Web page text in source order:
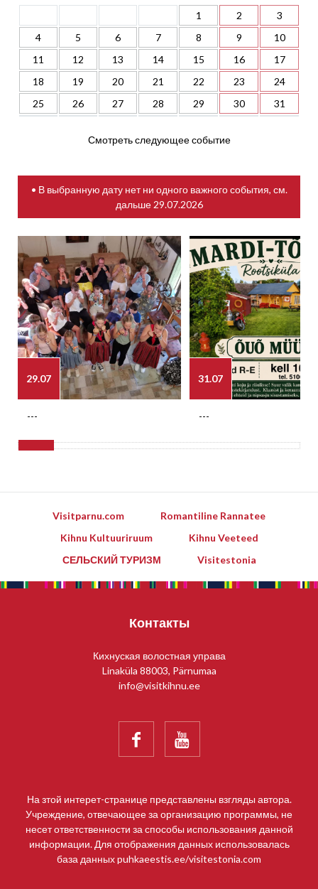
1 2
3
4
5 6 7 8 9
10
11
12 13 14 15 16
17
18
19 20 21 22 23
24
25
26 27 28 29 30 31
Смотреть следующее событие
• В выбранную дату нет ни одного важного события, см.
дальше 29.07.2026
29.07
---
31.07
---
Visitparnu.com
Romantiline Rannatee
Kihnu Kultuuriruum
Kihnu Veeteed
СЕЛЬСКИЙ ТУРИЗМ
Visitestonia
Контакты
Кихнуская волостная управа
Linaküla 88003, Pärnumaa
info@visitkihnu.ee
 
На зтой интерет-странице представлены взгляды автора.
Учреждение, отвечающее за организацию программы, не
несет ответственности за способы использования данной
информации. Для отображения данных использовалась
база данных puhkaeestis.ee/visitestonia.com